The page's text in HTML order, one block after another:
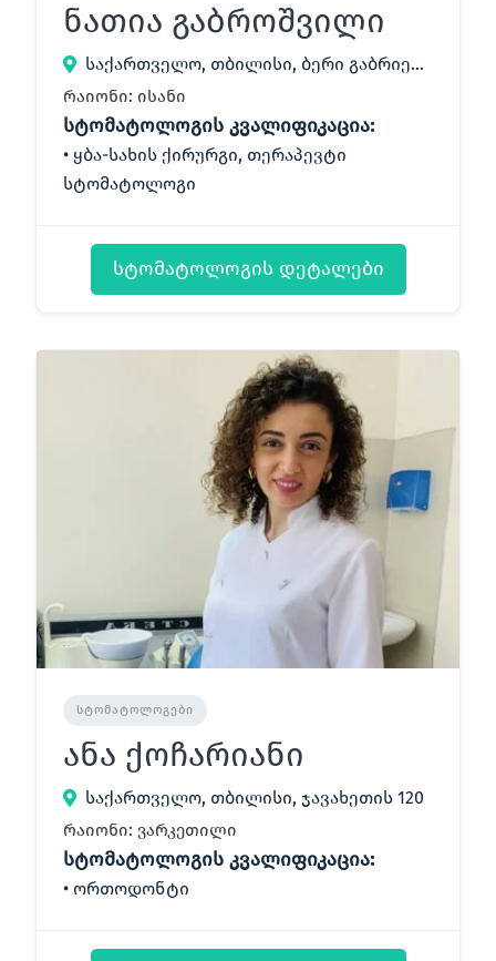
ნათია გაბროშვილი
საქართველო, თბილისი, ბერი გაბრიელ სალოსის გამზირი 33
რაიონი: ისანი
სტომატოლოგის კვალიფიკაცია:
ყბა-სახის ქირურგი, თერაპევტი
სტომატოლოგი
სტომატოლოგის დეტალები
ᲡᲢᲝᲛᲐᲢᲝᲚᲝᲒᲔᲑᲘ
ანა ქოჩარიანი
საქართველო, თბილისი, ჯავახეთის 120
რაიონი: ვარკეთილი
სტომატოლოგის კვალიფიკაცია:
ორთოდონტი